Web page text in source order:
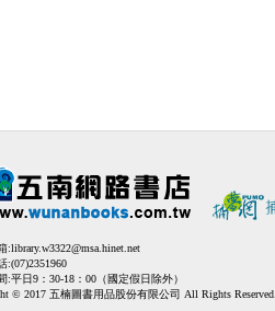
:library.w3322@msa.hinet.net
:(07)2351960
:平日9：30-18：00（國定假日除外）
© 2017 五楠圖書用品股份有限公司 All Rights Reserved.